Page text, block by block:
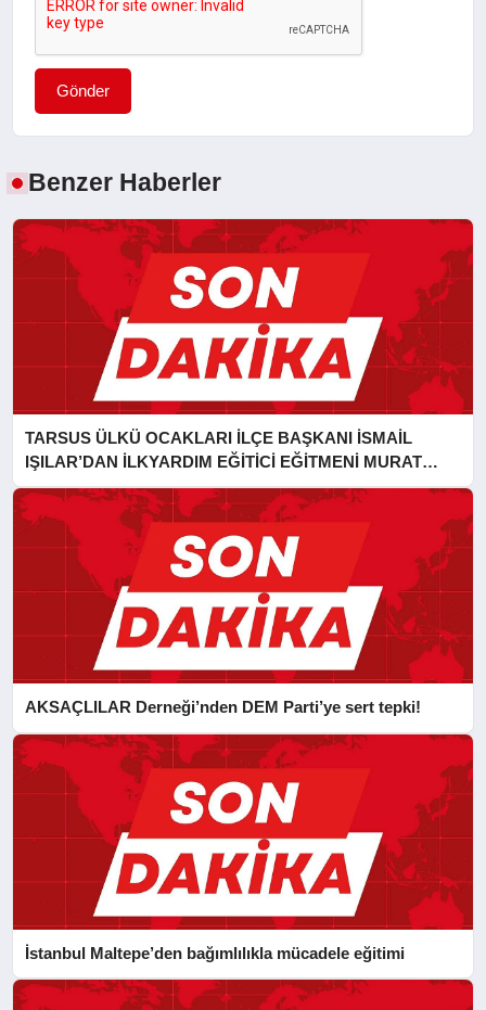
Gönder
Benzer Haberler
TARSUS ÜLKÜ OCAKLARI İLÇE BAŞKANI İSMAİL
IŞILAR’DAN İLKYARDIM EĞİTİCİ EĞİTMENİ MURAT
CAN FİDAN’A ZİYARET
AKSAÇLILAR Derneği’nden DEM Parti’ye sert tepki!
İstanbul Maltepe’den bağımlılıkla mücadele eğitimi